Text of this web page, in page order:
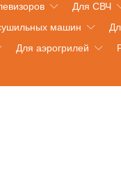
Для СВЧ
машин
Для аэрогрилей